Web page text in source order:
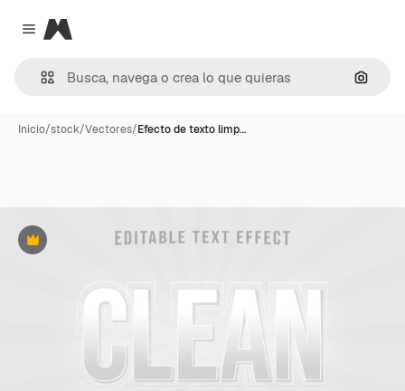
Close menu
Magnific
Inicio/stock/Vectores/Efecto de texto limp…
Premium